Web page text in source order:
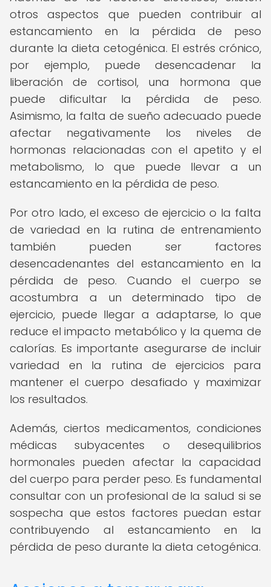
otros aspectos que pueden contribuir al
estancamiento en la pérdida de peso
durante la dieta cetogénica. El estrés crónico,
por ejemplo, puede desencadenar la
liberación de cortisol, una hormona que
puede dificultar la pérdida de peso.
Asimismo, la falta de sueño adecuado puede
afectar negativamente los niveles de
hormonas relacionadas con el apetito y el
metabolismo, lo que puede llevar a un
estancamiento en la pérdida de peso.
Por otro lado, el exceso de ejercicio o la falta
de variedad en la rutina de entrenamiento
también pueden ser factores
desencadenantes del estancamiento en la
pérdida de peso. Cuando el cuerpo se
acostumbra a un determinado tipo de
ejercicio, puede llegar a adaptarse, lo que
reduce el impacto metabólico y la quema de
calorías. Es importante asegurarse de incluir
variedad en la rutina de ejercicios para
mantener el cuerpo desafiado y maximizar
los resultados.
Además, ciertos medicamentos, condiciones
médicas subyacentes o desequilibrios
hormonales pueden afectar la capacidad
del cuerpo para perder peso. Es fundamental
consultar con un profesional de la salud si se
sospecha que estos factores puedan estar
contribuyendo al estancamiento en la
pérdida de peso durante la dieta cetogénica.